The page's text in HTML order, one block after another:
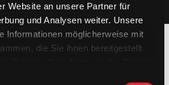
Website an unsere Partner für
und Analysen weiter. Unsere
Informationen möglicherweise mit
die Sie ihnen bereitgestellt